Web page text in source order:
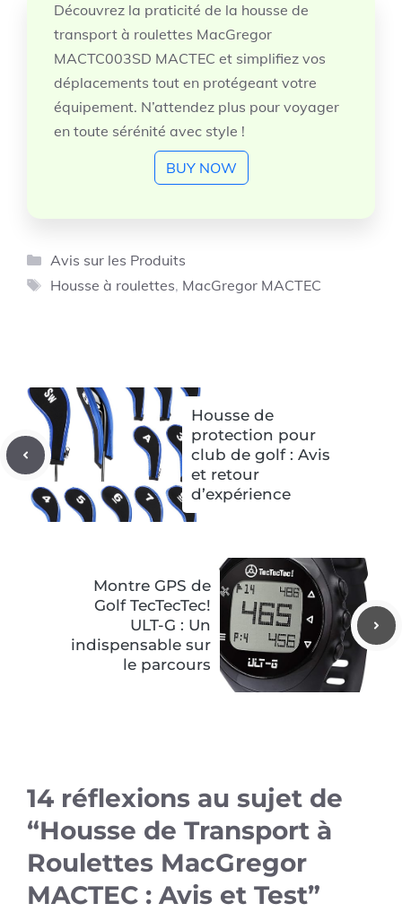
Découvrez la praticité de la housse de
transport à roulettes MacGregor
MACTC003SD MACTEC et simplifiez vos
déplacements tout en protégeant votre
équipement. N’attendez plus pour voyager
en toute sérénité avec style !
BUY NOW
Catégories
Avis sur les Produits
Étiquettes
Housse à roulettes, MacGregor MACTEC
Housse de
protection pour
club de golf : Avis
et retour
d’expérience
Montre GPS de
Golf TecTecTec!
ULT-G : Un
indispensable sur
le parcours
14 réflexions au sujet de
“Housse de Transport à
Roulettes MacGregor
MACTEC : Avis et Test”